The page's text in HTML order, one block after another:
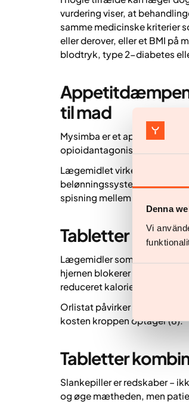
Denna
Vi
vurdering viser, at
samme medicinske kriterier
eller derover, eller et BMI på
blodtryk, type 2-diabetes
til mad
Mysimba er et
opioidantagonist, og
Lægemidlet virker ved at
belønningssystemet, hvilket
spisning mellem måltiderne
Tabletter der
Lægemidler som orlistat
hjernen blokerer de ca. 30
reduceret kalorieindtag, da
Orlistat påvirker ikke
kosten kroppen optager (8).
Tabletter
Slankepiller er redskaber –
og øge mætheden, men